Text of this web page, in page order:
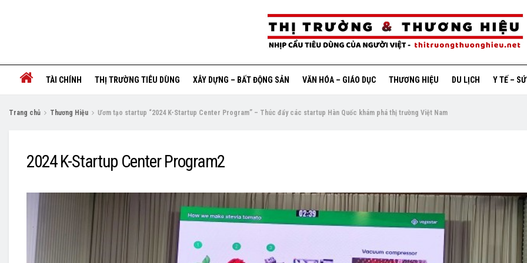
TÀI CHÍNH THỊ TRƯỜNG TIÊU DÙNG XÂY DỰNG – BẤT ĐỘNG SẢN VĂN HÓA – GIÁO DỤC THƯƠNG HIỆU DU LỊCH Y TẾ –
Trang chủ Thương Hiệu Ươm tạo startup “2024 K-Startup Center Program” – Thúc đẩy các startup Hàn Quốc khám phá thị trường Việt Nam
2024 K-Startup Center Program2